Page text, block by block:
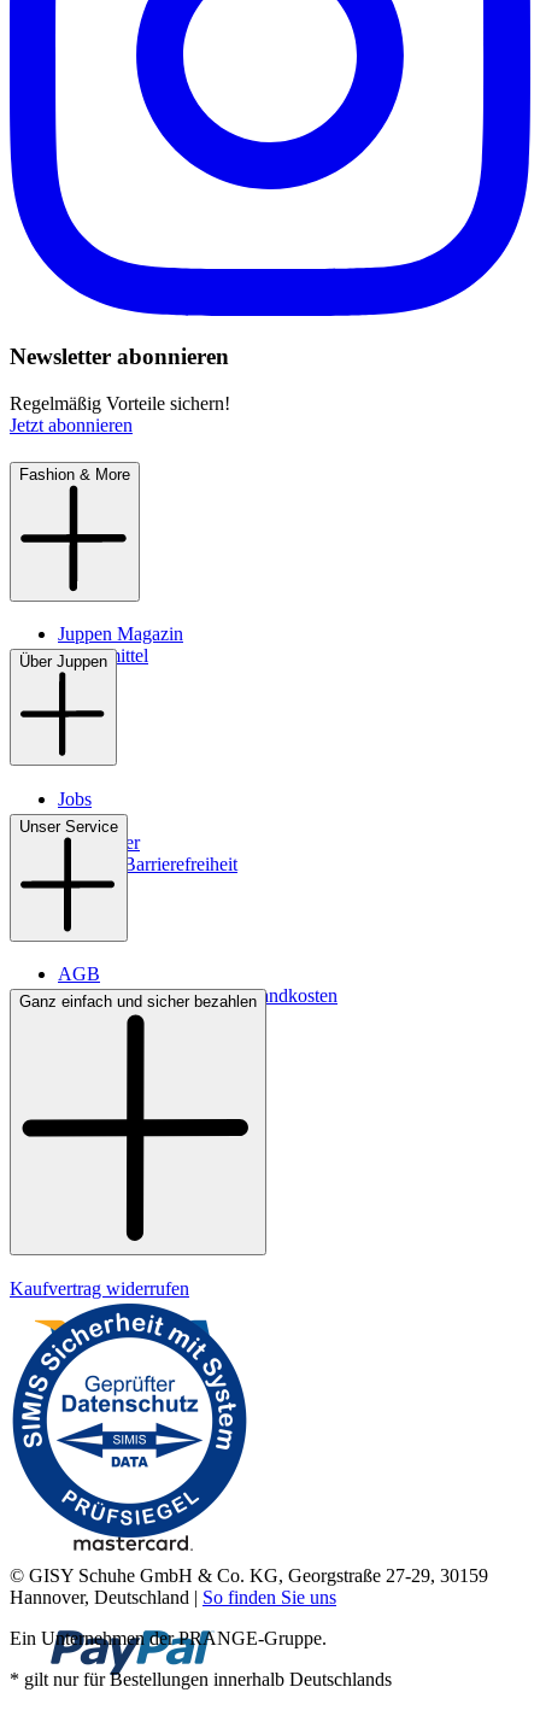
Newsletter abonnieren
Regelmäßig Vorteile sichern!
Jetzt abonnieren
Fashion & More
Juppen Magazin
Pflegemittel
Über Juppen
Jobs
Filialen
Newsletter
Digitale Barrierefreiheit
Unser Service
AGB
Lieferbedingungen & Versandkosten
Bezahlung
Ganz einfach und sicher bezahlen
Kaufvertrag widerrufen
© GISY Schuhe GmbH & Co. KG, Georgstraße 27-29, 30159
Hannover, Deutschland | So finden Sie uns
Ein Unternehmen der PRANGE-Gruppe.
* gilt nur für Bestellungen innerhalb Deutschlands